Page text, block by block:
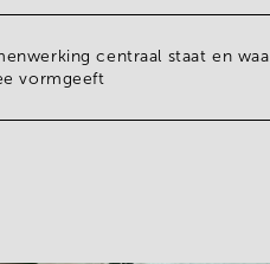
centraal staat en
vormgeeft